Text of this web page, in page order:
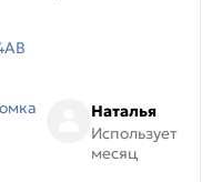
Наталья
Использует
месяц